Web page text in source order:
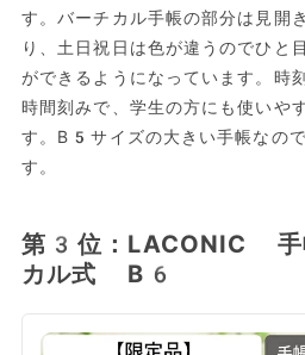
す。バーチカル手帳の部分は見開
り、土日祝日は色が違うのでひと
ができるようになっています。
時間刻みで、学生の方にも使いや
す。B5サイズの大きい手帳なの
す。
第3位：LACONIC 手
カル式 B6